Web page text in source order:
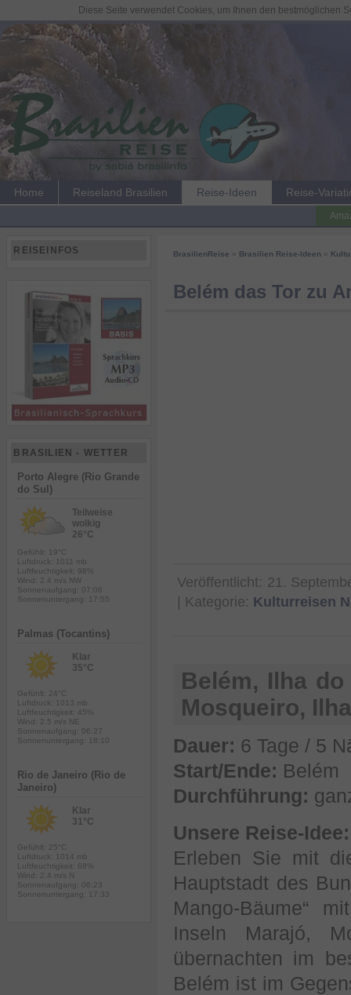
Home Reiseland Brasilien Reise-Ideen Reise-
BrasilienReise Brasilien Reise-Ideen
Belém das Tor zu
Veröffentlicht: 21.
| Kategorie: Kulturreisen
Belém, Ilha
Mosqueiro,
Dauer: 6 Tage / 5
Start/Ende: Belém
Durchführung:
Unsere Reise-Idee:
Erleben Sie mit
Hauptstadt des
Mango-Bäume“
Inseln Marajó,
übernachten im
Belém ist im
REISEINFOS
BRASILIEN - WETTER
Porto Alegre (Rio Grande
do Sul)
Teilweise
wolkig
26°C
Gefühlt: 19°C
Luftdruck: 1011 mb
Luftfeuchtigkeit: 98%
Wind: 2.4 m/s NW
Sonnenaufgang: 07:06
Sonnenuntergang: 17:55
Palmas (Tocantins)
Klar
35°C
Gefühlt: 24°C
Luftdruck: 1013 mb
Luftfeuchtigkeit: 45%
Wind: 2.5 m/s NE
Sonnenaufgang: 06:27
Sonnenuntergang: 18:10
Rio de Janeiro (Rio de
Janeiro)
Klar
31°C
Gefühlt: 25°C
Luftdruck: 1014 mb
Luftfeuchtigkeit: 68%
Wind: 2.4 m/s N
Sonnenaufgang: 06:23
Sonnenuntergang: 17:33
Diese Seite verwendet Cookies, um Ihnen den bestmöglichen